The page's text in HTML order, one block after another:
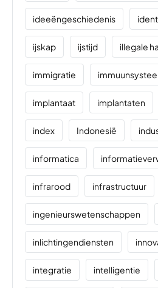
ideeëngeschiedenis
ijskap ijstijd illegale
immigratie
implantaat implantaten
index Indonesië
informatica
infrarood infrastructuur
ingenieurswetenschappen
inlichtingendiensten
integratie intelligentie